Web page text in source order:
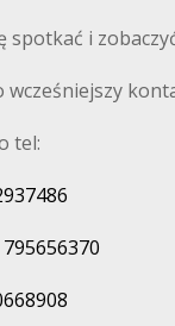
spotkać i
wcześniejszy
tel:
795656370